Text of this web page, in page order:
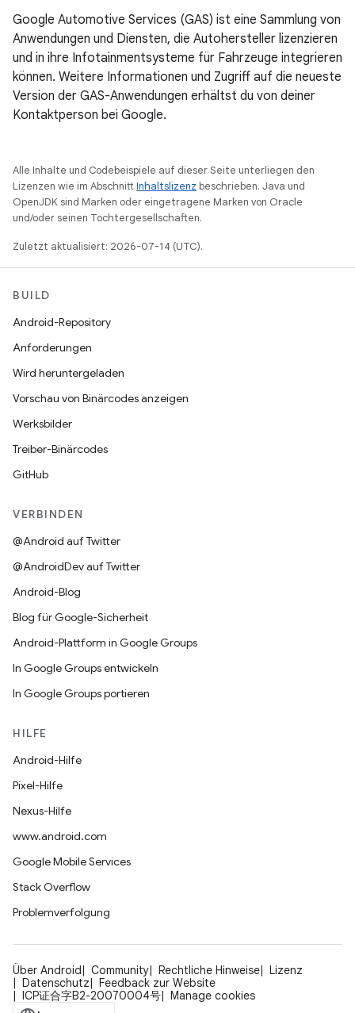
Google Automotive Services (GAS) ist eine Sammlung von
Anwendungen und Diensten, die Autohersteller lizenzieren
und in ihre Infotainmentsysteme für Fahrzeuge integrieren
können. Weitere Informationen und Zugriff auf die neueste
Version der GAS-Anwendungen erhältst du von deiner
Kontaktperson bei Google.
Alle Inhalte und Codebeispiele auf dieser Seite unterliegen den
Lizenzen wie im AbschnittInhaltslizenz beschrieben. Java und
OpenJDK sind Marken oder eingetragene Marken von Oracle
und/oder seinen Tochtergesellschaften.
Zuletzt aktualisiert: 2026-07-14 (UTC).
BUILD
Android-Repository
Anforderungen
Wird heruntergeladen
Vorschau von Binärcodes anzeigen
Werksbilder
Treiber-Binärcodes
GitHub
VERBINDEN
@Android auf Twitter
@AndroidDev auf Twitter
Android-Blog
Blog für Google-Sicherheit
Android-Plattform in Google Groups
In Google Groups entwickeln
In Google Groups portieren
HILFE
Android-Hilfe
Pixel-Hilfe
Nexus-Hilfe
www.android.com
Google Mobile Services
Stack Overflow
Problemverfolgung
Über Android Community Rechtliche Hinweise
Lizenz
Datenschutz
Feedback zur Website
ICP证合字B2-20070004号
Manage cookies